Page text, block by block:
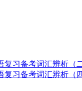
复习备考词汇辨析（二
复习备考词汇辨析（四